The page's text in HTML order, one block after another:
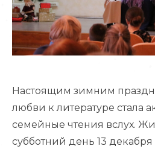
Настоящим зимним
любви к литературе стала
семейные чтения вслух.
субботний день 13 декабря